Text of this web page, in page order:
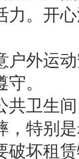
力。开
户外运
。
共卫生
，特别
破坏租